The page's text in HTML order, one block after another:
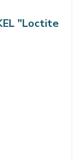
"Loctite